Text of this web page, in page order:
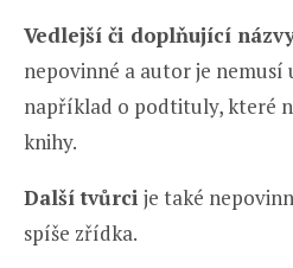
Vedlejší či doplňující
nepovinné a autor je nemusí
například o podtituly, které
knihy.
Další tvůrci je také
spíše zřídka.